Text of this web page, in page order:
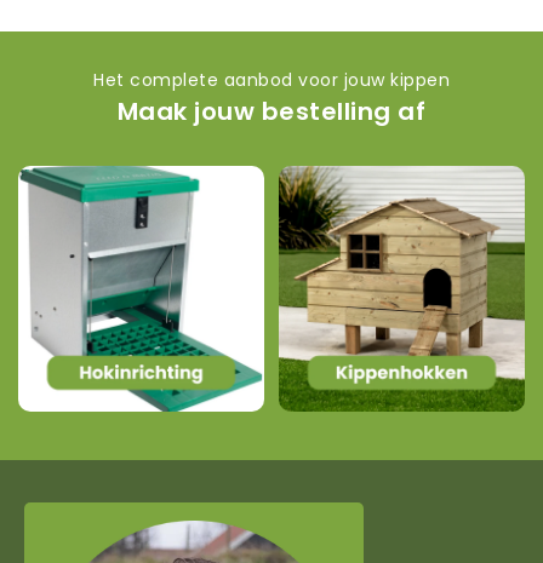
Het complete aanbod voor jouw kippen
Maak jouw bestelling af